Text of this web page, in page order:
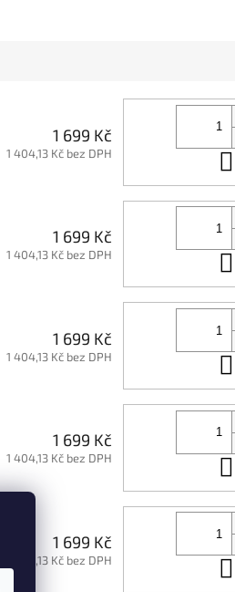
1 699 Kč
1 404,13 Kč bez DPH
1 699 Kč
1 404,13 Kč bez DPH
1 699 Kč
1 404,13 Kč bez DPH
1 699 Kč
1 404,13 Kč bez DPH
1 699 Kč
1 404,13 Kč bez DPH